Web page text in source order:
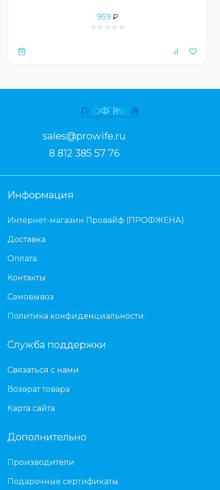
959₽
sales@prowife.ru
8 812 385 57 76
Информация
Интернет-магазин Провайф (ПРОФЖЕНА)
Доставка
Оплата
Контакты
Самовывоз
Политика конфиденциальности
Служба поддержки
Связаться с нами
Возврат товара
Карта сайта
Дополнительно
Производители
Подарочные сертификаты